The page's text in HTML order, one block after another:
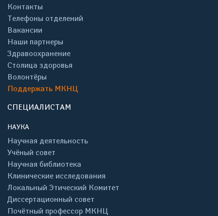
Контакты
Телефоны отделений
Вакансии
Наши партнеры
Здравоохранение
Столица здоровья
Волонтёры
Поддержать МКНЦ
СПЕЦИАЛИСТАМ
НАУКА
Научная деятельность
Учёный совет
Научная библиотека
Клинические исследования
Локальный Этический Комитет
Диссертационный совет
Почётный профессор МКНЦ